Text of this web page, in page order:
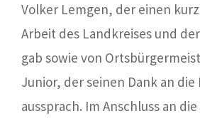
Volker Lemgen, der einen
Arbeit des Landkreises und
gab sowie von
Junior, der seinen Dank an
aussprach. Im Anschluss an